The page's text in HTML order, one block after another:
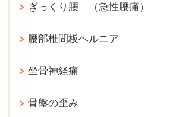
ぎっくり腰 （急性腰痛）
腰部椎間板ヘルニア
坐骨神経痛
骨盤の歪み